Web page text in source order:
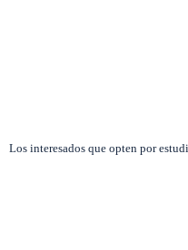
Los interesados que opten por